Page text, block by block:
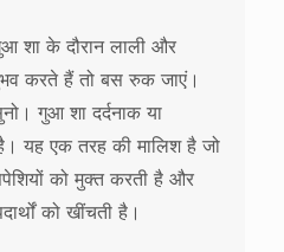
शा के दौरान लाली और
करते हैं तो बस रुक जाएं।
गुआ शा दर्दनाक या
यह एक तरह की मालिश है जो
को मुक्त करती है और
को खींचती है।